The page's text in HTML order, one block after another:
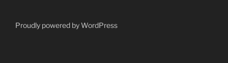
Proudly powered by WordPress